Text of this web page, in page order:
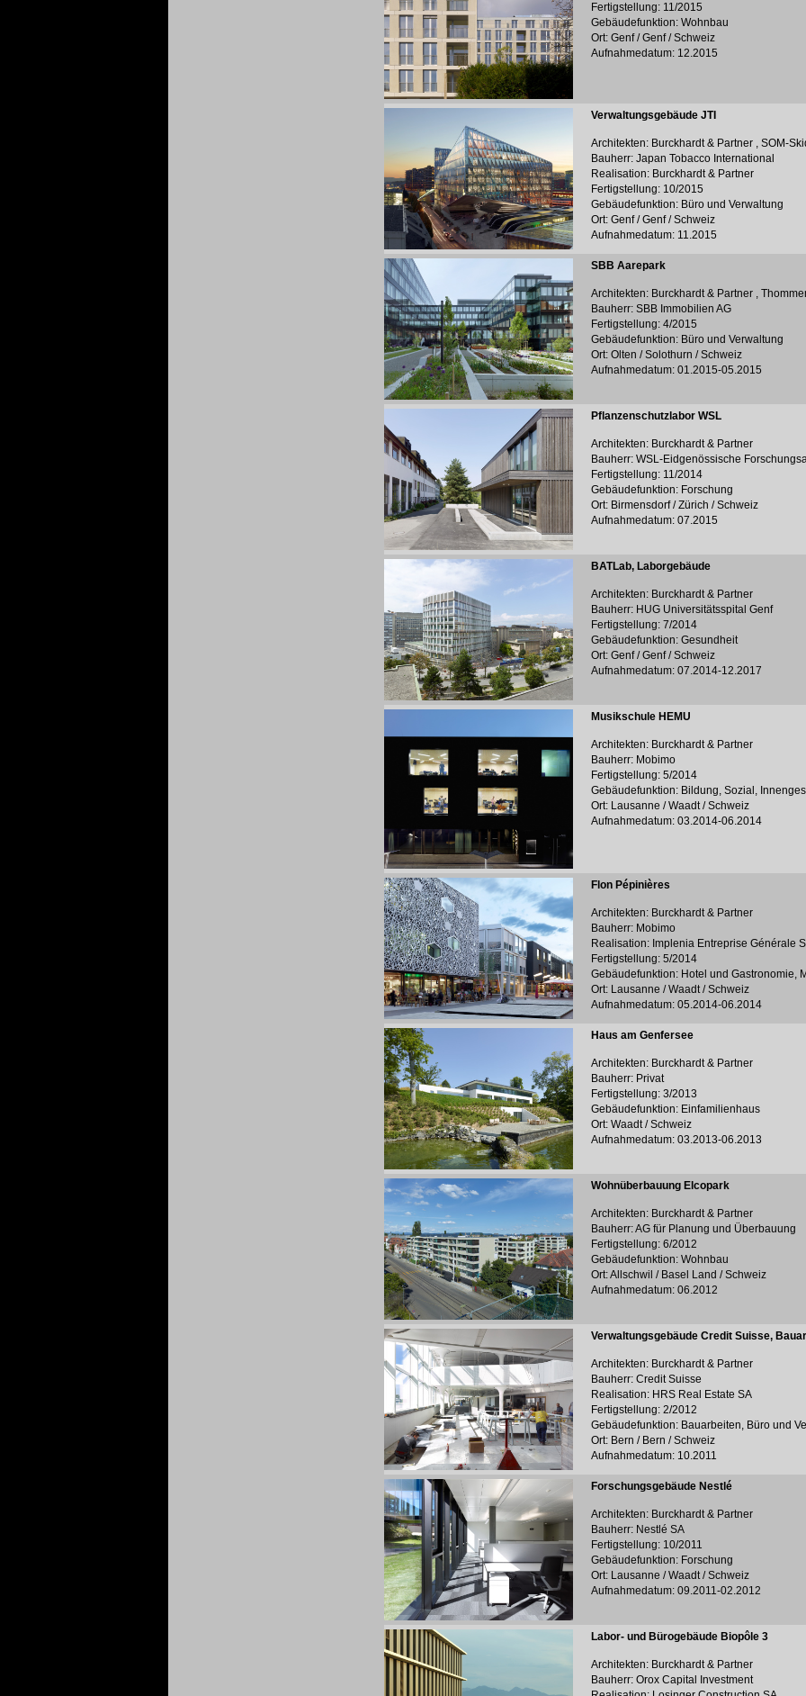
Fertigstellung: 11/2015
Gebäudefunktion: Wohnbau
Ort: Genf / Genf / Schweiz
Aufnahmedatum: 12.2015
Verwaltungsgebäude JTI
Architekten: Burckhardt & Partner , SOM-
Bauherr: Japan Tobacco International
Realisation: Burckhardt & Partner
Fertigstellung: 10/2015
Gebäudefunktion: Büro und Verwaltung
Ort: Genf / Genf / Schweiz
Aufnahmedatum: 11.2015
SBB Aarepark
Architekten: Burckhardt & Partner ,
Bauherr: SBB Immobilien AG
Fertigstellung: 4/2015
Gebäudefunktion: Büro und Verwaltung
Ort: Olten / Solothurn / Schweiz
Aufnahmedatum: 01.2015-05.2015
Pflanzenschutzlabor WSL
Architekten: Burckhardt & Partner
Bauherr: WSL-Eidgenössische
Fertigstellung: 11/2014
Gebäudefunktion: Forschung
Ort: Birmensdorf / Zürich / Schweiz
Aufnahmedatum: 07.2015
BATLab, Laborgebäude
Architekten: Burckhardt & Partner
Bauherr: HUG Universitätsspital Genf
Fertigstellung: 7/2014
Gebäudefunktion: Gesundheit
Ort: Genf / Genf / Schweiz
Aufnahmedatum: 07.2014-12.2017
Musikschule HEMU
Architekten: Burckhardt & Partner
Bauherr: Mobimo
Fertigstellung: 5/2014
Gebäudefunktion: Bildung, Sozial,
Ort: Lausanne / Waadt / Schweiz
Aufnahmedatum: 03.2014-06.2014
Flon Pépinières
Architekten: Burckhardt & Partner
Bauherr: Mobimo
Realisation: Implenia Entreprise Générale
Fertigstellung: 5/2014
Gebäudefunktion: Hotel und Gastronomie,
Ort: Lausanne / Waadt / Schweiz
Aufnahmedatum: 05.2014-06.2014
Haus am Genfersee
Architekten: Burckhardt & Partner
Bauherr: Privat
Fertigstellung: 3/2013
Gebäudefunktion: Einfamilienhaus
Ort: Waadt / Schweiz
Aufnahmedatum: 03.2013-06.2013
Wohnüberbauung Elcopark
Architekten: Burckhardt & Partner
Bauherr: AG für Planung und Überbauung
Fertigstellung: 6/2012
Gebäudefunktion: Wohnbau
Ort: Allschwil / Basel Land / Schweiz
Aufnahmedatum: 06.2012
Verwaltungsgebäude Credit Suisse,
Architekten: Burckhardt & Partner
Bauherr: Credit Suisse
Realisation: HRS Real Estate SA
Fertigstellung: 2/2012
Gebäudefunktion: Bauarbeiten, Büro und
Ort: Bern / Bern / Schweiz
Aufnahmedatum: 10.2011
Forschungsgebäude Nestlé
Architekten: Burckhardt & Partner
Bauherr: Nestlé SA
Fertigstellung: 10/2011
Gebäudefunktion: Forschung
Ort: Lausanne / Waadt / Schweiz
Aufnahmedatum: 09.2011-02.2012
Labor- und Bürogebäude Biopôle 3
Architekten: Burckhardt & Partner
Bauherr: Orox Capital Investment